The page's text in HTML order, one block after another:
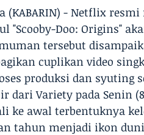
(KABARIN) - Netflix
"Scooby-Doo: Origins"
tersebut
cuplikan video
produksi dan syuting
dari Variety pada Senin
ke awal terbentuknya
tahun menjadi ikon